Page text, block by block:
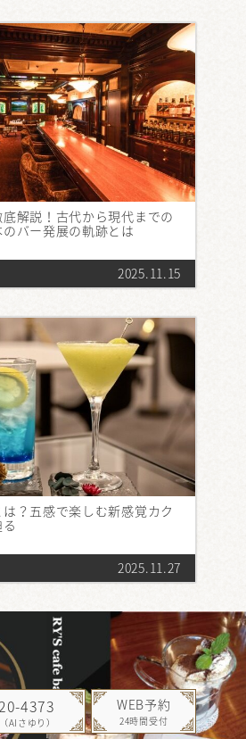
解説！古代から現代までの
バー発展の軌跡とは
2025.11.15
？五感で楽しむ新感覚カク
2025.11.27
4373
AIさゆり）
WEB予約
24時間受付